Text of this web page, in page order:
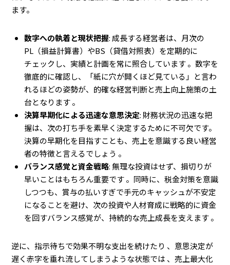
ます。
数字への執着と現状把握: 成長する経営者は、月次の
PL（損益計算書）やBS（貸借対照表）を定期的に
チェックし、実績と計画を常に照合しています 。数字を
徹底的に確認し、「紙に穴が開くほど見ている」と言わ
れるほどの姿勢が、的確な経営判断と売上向上施策の土
台となります 。
決算早期化による迅速な意思決定: 財務状況の迅速な把
握は、次の打ち手を素早く決定するために不可欠です。
決算の早期化を目指すことも、売上を意識する良い経営
者の特徴と言えるでしょう 。
バランス感覚と資金戦略: 無理な投資はせず、損切りが
早いことはもちろん重要です 。同時に、税金対策を意識
しつつも、賞与の払いすぎで手元のキャッシュが不安定
になることを避け、次の投資や人材育成に戦略的に資金
を回すバランス感覚が、持続的な売上成長を支えます 。
逆に、指示待ちで効果不明な支出を続けたり 、意思決定が
遅く赤字を垂れ流してしまうような状態では 、売上最大化